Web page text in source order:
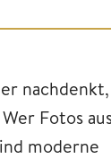
Fotos
moderne